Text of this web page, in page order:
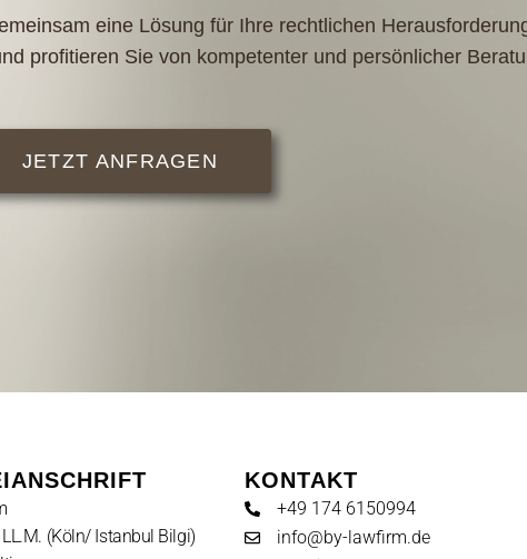
eine Lösung für Ihre rechtlichen
profitieren Sie von kompetenter und persönlicher
JETZT ANFRAGEN
LL.M. (Köln/ Istanbul Bilgi)
KONTAKT
+49 174 6150994
info@by-lawfirm.de